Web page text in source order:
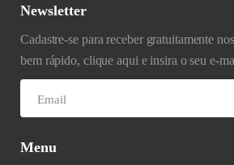
Newsletter
Cadastre-se para receber gratuitamente
bem rápido, clique aqui e insira o seu e-
Menu